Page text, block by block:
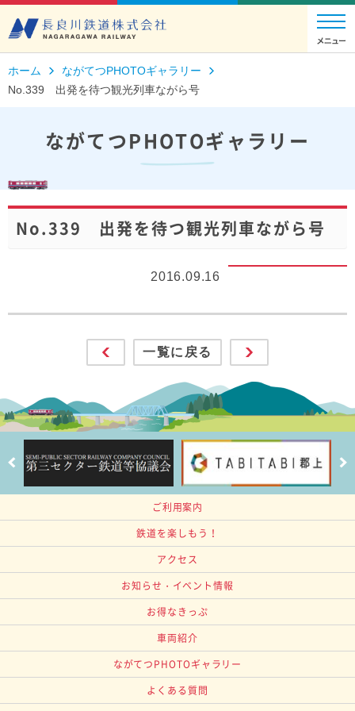
ホーム
ながてつPHOTOギャラリー
No.339 出発を待つ観光列車ながら号
ながてつPHOTOギャラリー
No.339 出発を待つ観光列車ながら号
2016.09.16
一覧に戻る
ご利用案内
鉄道を楽しもう！
アクセス
お知らせ・イベント情報
お得なきっぷ
車両紹介
ながてつPHOTOギャラリー
よくある質問